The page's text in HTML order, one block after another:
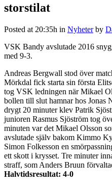
storstilat
Posted at 20:35h in Nyheter by
VSK Bandy avslutade 2016
med 9-3.
Andreas Bergwall stod över
Mörkdal fick starta sin första
tog VSK ledningen när Mikael
bollen till slut hamnar hos
drygt 20 minuter klev Patrik
junioren Rasmus Sjöström tog
minuten var det Mikael Olsson
avslutade själv bakom Kimmo
Simon Folkesson en
ett skott i krysset. Tre minuter
straff, som Anders Bruun
Halvtidsresultat: 4-0